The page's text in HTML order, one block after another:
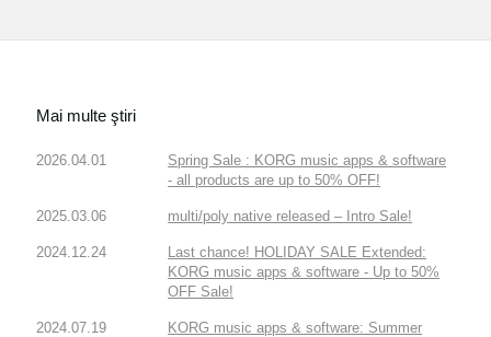
Mai multe ştiri
2026.04.01
Spring Sale : KORG music apps & software
- all products are up to 50% OFF!
2025.03.06 multi/poly native released – Intro Sale!
2024.12.24
Last chance! HOLIDAY SALE Extended:
KORG music apps & software - Up to 50%
OFF Sale!
2024.07.19
KORG music apps & software: Summer